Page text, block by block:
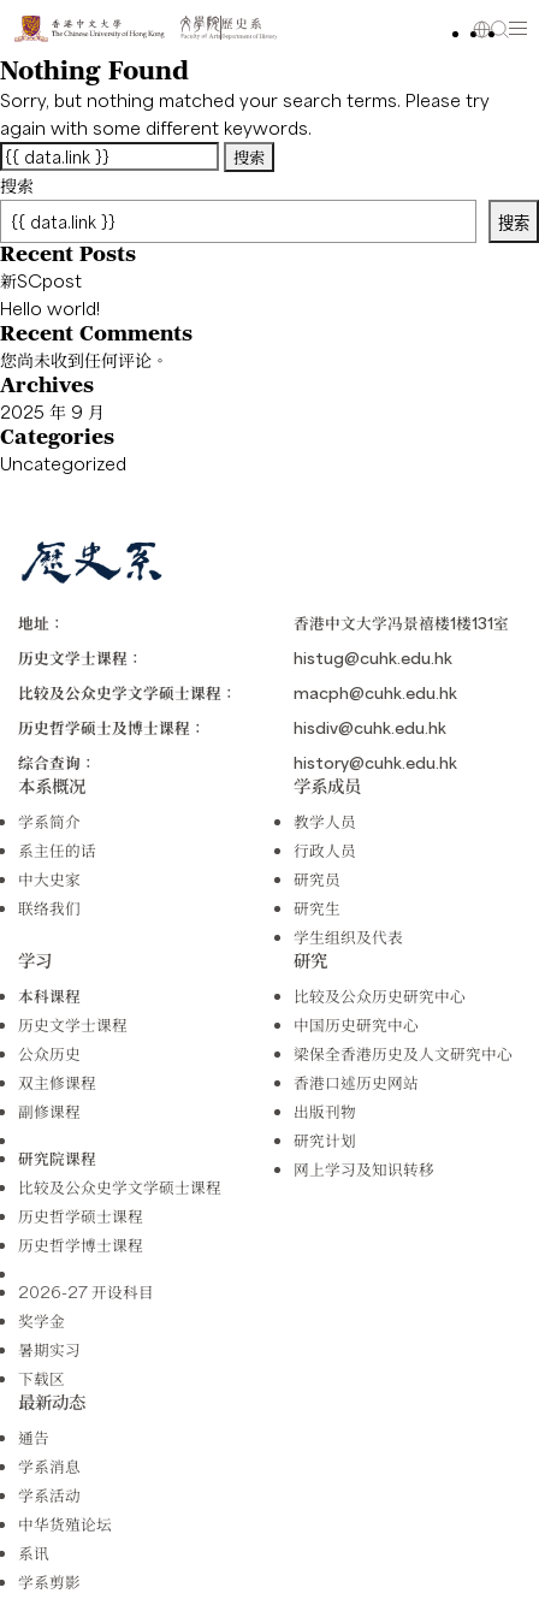
Nothing Found
Sorry, but nothing matched your search terms. Please try
again with some different keywords.
搜
索：
搜索
搜索
Recent Posts
新SCpost
Hello world!
Recent Comments
您尚未收到任何评论。
Archives
2025 年 9 月
Categories
Uncategorized
地址：
香港中文大学冯景禧楼1楼131室
历史文学士课程：
histug@cuhk.edu.hk
比较及公众史学文学硕士课程：
macph@cuhk.edu.hk
历史哲学硕士及博士课程：
hisdiv@cuhk.edu.hk
综合查询：
history@cuhk.edu.hk
本系概况
学系简介
系主任的话
中大史家
联络我们
学系成员
教学人员
行政人员
研究员
研究生
学生组织及代表
学习
本科课程
历史文学士课程
公众历史
双主修课程
副修课程
研究院课程
比较及公众史学文学硕士课程
历史哲学硕士课程
历史哲学博士课程
2026-27 开设科目
奖学金
暑期实习
下载区
研究
比较及公众历史研究中心
中国历史研究中心
梁保全香港历史及人文研究中心
香港口述历史网站
出版刊物
研究计划
网上学习及知识转移
最新动态
通告
学系消息
学系活动
中华货殖论坛
系讯
学系剪影